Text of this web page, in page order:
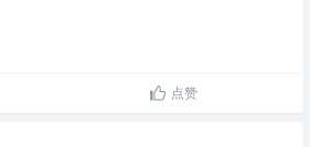
点赞